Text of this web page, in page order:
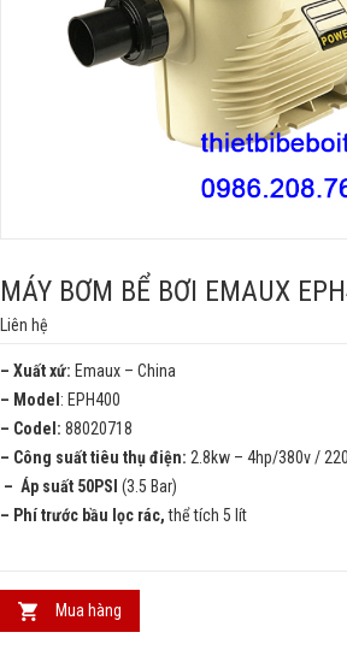
MÁY BƠM BỂ BƠI EMAUX
Liên hệ
– Xuất xứ: Emaux – China
– Model : EPH400
– Codel: 88020718
– Công suất tiêu thụ điện: 2.8kw – 4hp/380v /
– Áp suất 50PSI (3.5 Bar)
– Phí trước bầu lọc rác,thể tích 5 lít
Mua hàng